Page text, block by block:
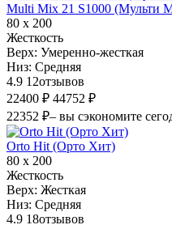
Multi Mix 21 S1000 (Мульти
80 х 200
Жесткость
Верх: Умеренно-жесткая
Низ: Средняя
4.9 12отзывов
22400 ₽ 44752 ₽
22352 ₽– вы сэкономите
Orto Hit (Орто Хит)
80 х 200
Жесткость
Верх: Жесткая
Низ: Средняя
4.9 18отзывов